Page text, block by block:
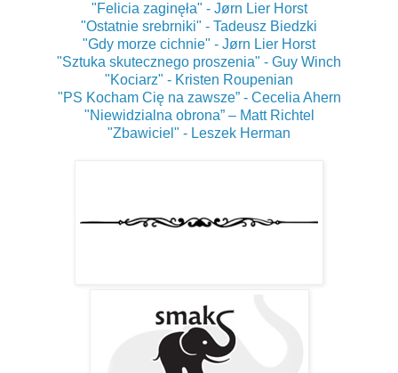
"Felicia zaginęła" - Jørn Lier Horst
"Ostatnie srebrniki" - Tadeusz Biedzki
"Gdy morze cichnie" - Jørn Lier Horst
"Sztuka skutecznego proszenia" - Guy Winch
"Kociarz" - Kristen Roupenian
"PS Kocham Cię na zawsze” - Cecelia Ahern
"Niewidzialna obrona” – Matt Richtel
"Zbawiciel" - Leszek Herman